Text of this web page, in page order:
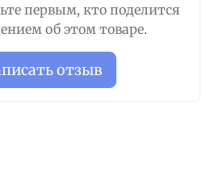
первым, кто поделится
об этом товаре.
отзыв